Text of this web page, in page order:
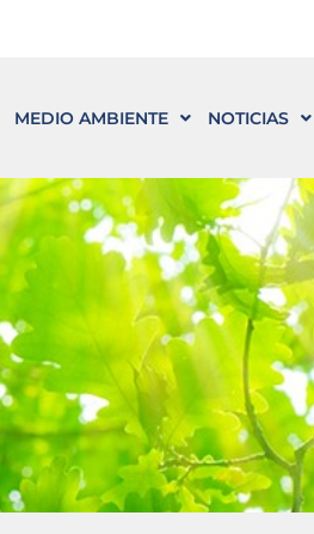
MEDIO AMBIENTE NOTICIAS